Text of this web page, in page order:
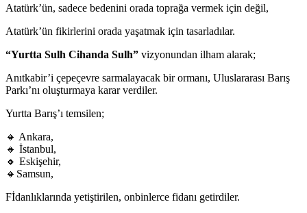
Atatürk’ün, sadece bedenini orada toprağa vermek için değil,
Atatürk’ün fikirlerini orada yaşatmak için tasarladılar.
“Yurtta Sulh Cihanda Sulh” vizyonundan ilham alarak;
Anıtkabir’i çepeçevre sarmalayacak bir ormanı, Uluslararası Barış
Parkı’nı oluşturmaya karar verdiler.
Yurtta Barış’ı temsilen;
🔸 Ankara,
🔸 İstanbul,
🔸 Eskişehir,
🔸Samsun,
Fİdanlıklarında yetiştirilen, onbinlerce fidanı getirdiler.